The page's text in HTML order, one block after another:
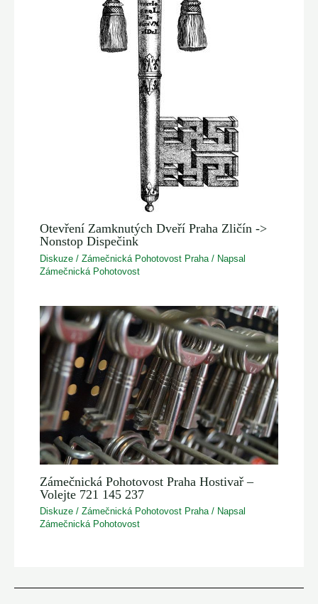
Otevření Zamknutých Dveří Praha Zličín ->
Nonstop Dispečink
Diskuze /Zámečnická Pohotovost Praha / Napsal
Zámečnická Pohotovost
Zámečnická Pohotovost Praha Hostivař –
Volejte 721 145 237
Diskuze /Zámečnická Pohotovost Praha/ Napsal
Zámečnická Pohotovost